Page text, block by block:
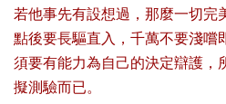
若他事先有設想過，那麼一切完
點後要長驅直入，千萬不要淺嚐
須要有能力為自己的決定辯護，
擬測驗而已。